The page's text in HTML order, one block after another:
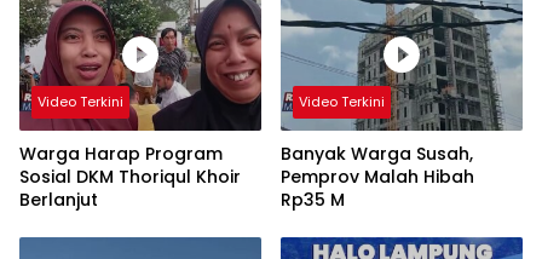
Video Terkini
Warga Harap Program
Sosial DKM Thoriqul Khoir
Berlanjut
Video Terkini
Banyak Warga Susah,
Pemprov Malah Hibah
Rp35 M